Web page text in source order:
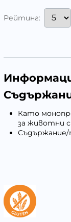
Рейтинг:
Като
за животни
Съдържание/